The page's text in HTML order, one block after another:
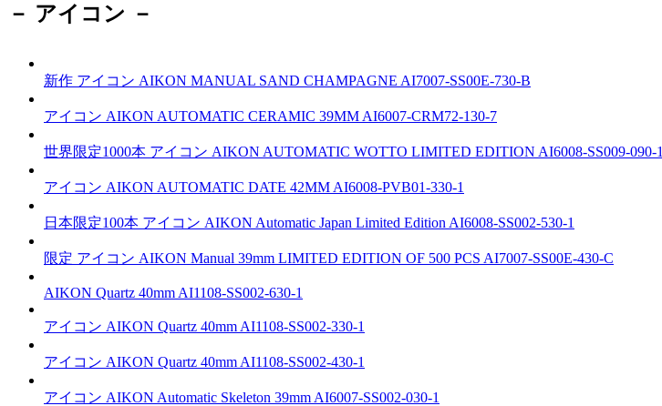
－ アイコン －
新作 アイコン AIKON MANUAL SAND CHAMPAGNE AI7007-SS00E-730-B
アイコン AIKON AUTOMATIC CERAMIC 39MM AI6007-CRM72-130-7
世界限定1000本 アイコン AIKON AUTOMATIC WOTTO LIMITED EDITION AI6008-SS009-090-1
アイコン AIKON AUTOMATIC DATE 42MM AI6008-PVB01-330-1
日本限定100本 アイコン AIKON Automatic Japan Limited Edition AI6008-SS002-530-1
限定 アイコン AIKON Manual 39mm LIMITED EDITION OF 500 PCS AI7007-SS00E-430-C
AIKON Quartz 40mm AI1108-SS002-630-1
アイコン AIKON Quartz 40mm AI1108-SS002-330-1
アイコン AIKON Quartz 40mm AI1108-SS002-430-1
アイコン AIKON Automatic Skeleton 39mm AI6007-SS002-030-1